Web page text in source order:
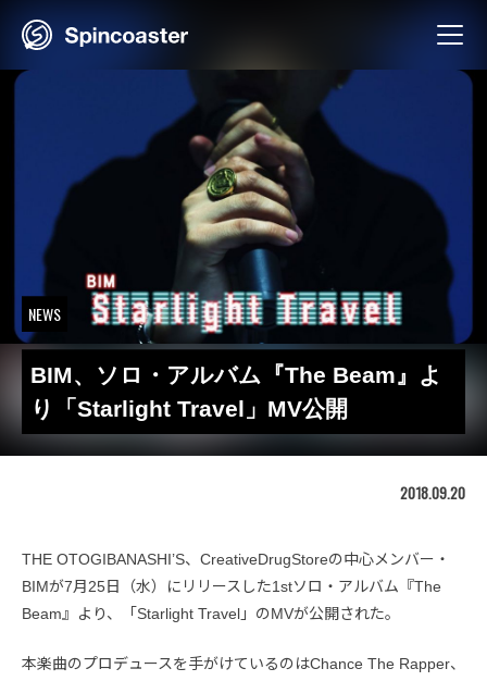
NEWS
BIM、ソロ・アルバム『The Beam』よ
り「Starlight Travel」MV公開
2018.09.20
THE OTOGIBANASHI’S、CreativeDrugStoreの中心メンバー・
BIMが7月25日（水）にリリースした1stソロ・アルバム『The
Beam』より、「Starlight Travel」のMVが公開された。
本楽曲のプロデュースを手がけているのはChance The Rapper、